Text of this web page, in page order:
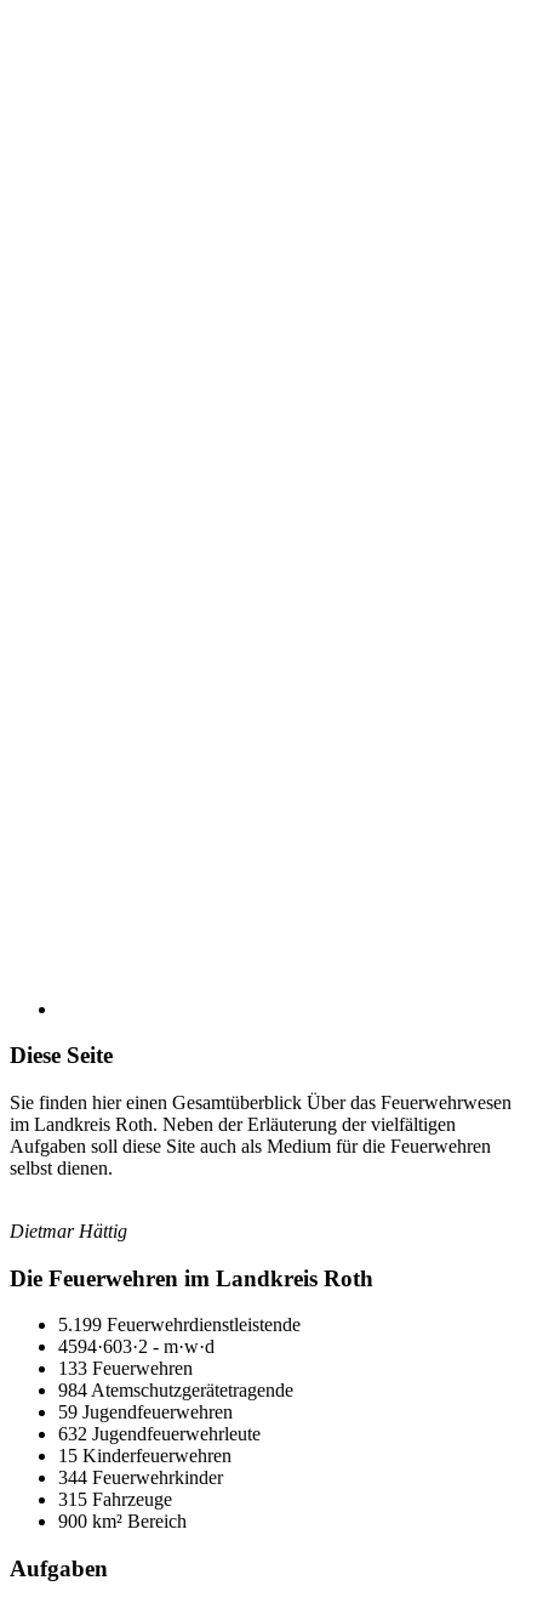
Diese Seite
Sie finden hier einen Gesamtüberblick Über das Feuerwehrwesen
im Landkreis Roth. Neben der Erläuterung der vielfältigen
Aufgaben soll diese Site auch als Medium für die Feuerwehren
selbst dienen.
Dietmar Hättig
Die Feuerwehren im Landkreis Roth
5.199 Feuerwehrdienstleistende
4594·603·2 - m·w·d
133 Feuerwehren
984 Atemschutzgerätetragende
59 Jugendfeuerwehren
632 Jugendfeuerwehrleute
15 Kinderfeuerwehren
344 Feuerwehrkinder
315 Fahrzeuge
900 km² Bereich
Aufgaben